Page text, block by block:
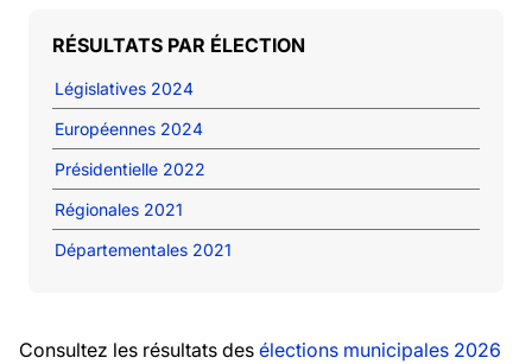
RÉSULTATS PAR ÉLECTION
Législatives 2024
Européennes 2024
Présidentielle 2022
Régionales 2021
Départementales 2021
Consultez les résultats des élections municipales 2026